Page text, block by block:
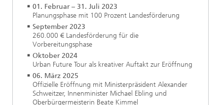
01. Februar – 31. Juli 2023
Planungsphase mit 100 Prozent Landesförderung
September 2023
260.000 € Landesförderung für die
Vorbereitungsphase
Oktober 2024
Urban Future Tour als kreativer Auftakt zur Eröffnung
06. März 2025
Offizielle Eröffnung mit Ministerpräsident Alexander
Schweitzer, Innenminister Michael Ebling und
Oberbürgermeisterin Beate Kimmel